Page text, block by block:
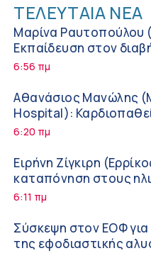
ΤΕΛΕΥΤΑΙΑ ΝΕΑ
Μαρίνα Ραυτοπούλου
Εκπαίδευση στον
της σύγχρονης
6:56 πμ
Αθανάσιος Μανώλης
Hospital):
Διακοπές με ασφάλεια
6:20 πμ
Ειρήνη Ζίγκιρη
καταπόνηση στους
εργαζόμενους
6:11 πμ
Σύσκεψη στον ΕΟΦ για
της εφοδιαστικής